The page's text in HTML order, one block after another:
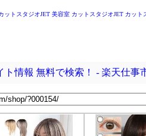
ットスタジオJET 美容室 カットスタジオJET カット
ト情報 無料で検索！ - 楽天仕事